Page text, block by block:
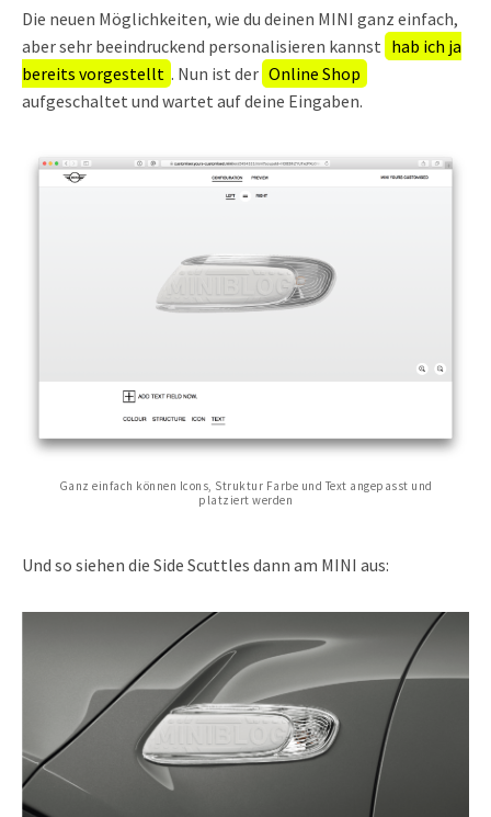
Die neuen Möglichkeiten, wie du deinen MINI ganz einfach,
aber sehr beeindruckend personalisieren kannst hab ich ja
bereits vorgestellt . Nun ist der Online Shop
aufgeschaltet und wartet auf deine Eingaben.
Ganz einfach können Icons, Struktur Farbe und Text angepasst und
platziert werden
Und so siehen die Side Scuttles dann am MINI aus: